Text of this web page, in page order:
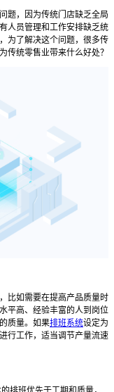
题，因为传统门店缺乏全局
人员管理和工作安排缺乏统
为了解决这个问题，很多传
传统零售业带来什么好处？
比如需要在提高产品质量时
平高、经验丰富的人到岗位
质量。如果排班系统设定为
行工作，适当调节产量流速